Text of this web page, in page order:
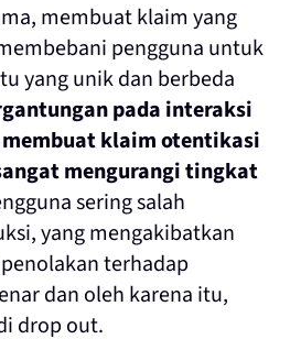
membuat klaim yang
pengguna untuk
yang unik dan berbeda
pada interaksi
klaim otentikasi
mengurangi tingkat
sering salah
yang mengakibatkan
terhadap
dan oleh karena itu,
drop out.